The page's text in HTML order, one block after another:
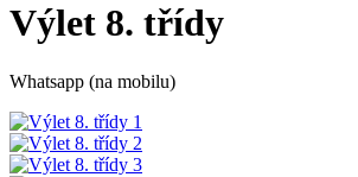
Výlet 8. třídy
Whatsapp (na mobilu)